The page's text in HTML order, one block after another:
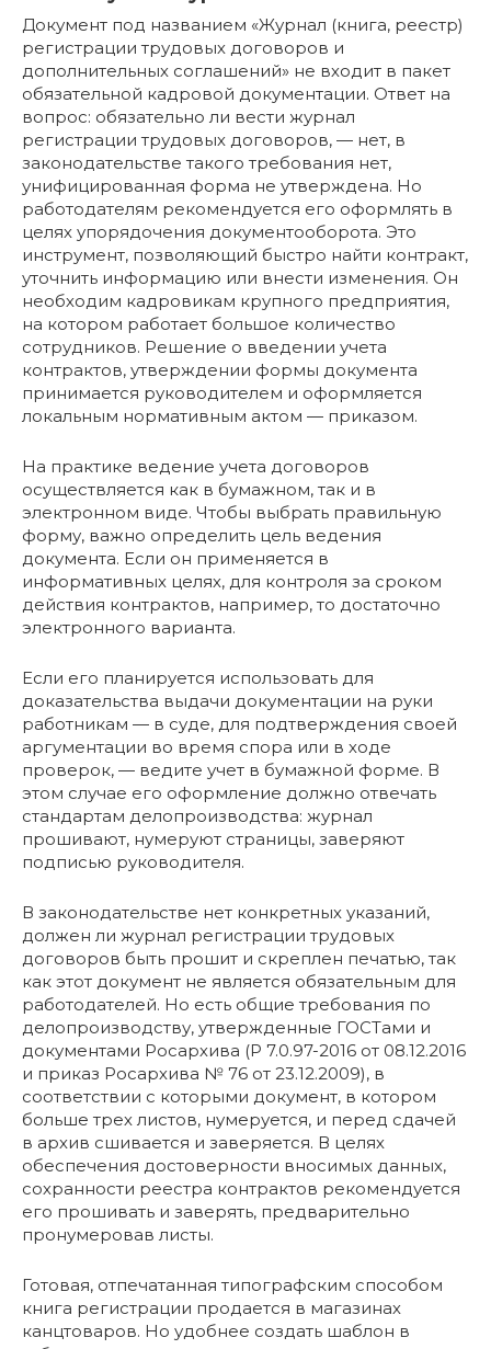
Документ под названием «Журнал (книга, реестр)
регистрации трудовых договоров и
дополнительных соглашений» не входит в пакет
обязательной кадровой документации. Ответ на
вопрос: обязательно ли вести журнал
регистрации трудовых договоров, — нет, в
законодательстве такого требования нет,
унифицированная форма не утверждена. Но
работодателям рекомендуется его оформлять в
целях упорядочения документооборота. Это
инструмент, позволяющий быстро найти контракт,
уточнить информацию или внести изменения. Он
необходим кадровикам крупного предприятия,
на котором работает большое количество
сотрудников. Решение о введении учета
контрактов, утверждении формы документа
принимается руководителем и оформляется
локальным нормативным актом — приказом.
На практике ведение учета договоров
осуществляется как в бумажном, так и в
электронном виде. Чтобы выбрать правильную
форму, важно определить цель ведения
документа. Если он применяется в
информативных целях, для контроля за сроком
действия контрактов, например, то достаточно
электронного варианта.
Если его планируется использовать для
доказательства выдачи документации на руки
работникам — в суде, для подтверждения своей
аргументации во время спора или в ходе
проверок, — ведите учет в бумажной форме. В
этом случае его оформление должно отвечать
стандартам делопроизводства: журнал
прошивают, нумеруют страницы, заверяют
подписью руководителя.
В законодательстве нет конкретных указаний,
должен ли журнал регистрации трудовых
договоров быть прошит и скреплен печатью, так
как этот документ не является обязательным для
работодателей. Но есть общие требования по
делопроизводству, утвержденные ГОСТами и
документами Росархива (Р 7.0.97-2016 от 08.12.2016
и приказ Росархива № 76 от 23.12.2009), в
соответствии с которыми документ, в котором
больше трех листов, нумеруется, и перед сдачей
в архив сшивается и заверяется. В целях
обеспечения достоверности вносимых данных,
сохранности реестра контрактов рекомендуется
его прошивать и заверять, предварительно
пронумеровав листы.
Готовая, отпечатанная типографским способом
книга регистрации продается в магазинах
канцтоваров. Но удобнее создать шаблон в